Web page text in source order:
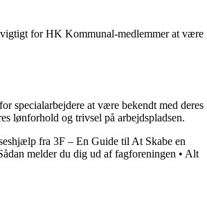
vigtigt for HK Kommunal-medlemmer at være
specialarbejdere at være bekendt med deres
lønforhold og trivsel på arbejdspladsen.
fra 3F – En Guide til At Skabe en
melder du dig ud af fagforeningen • Alt